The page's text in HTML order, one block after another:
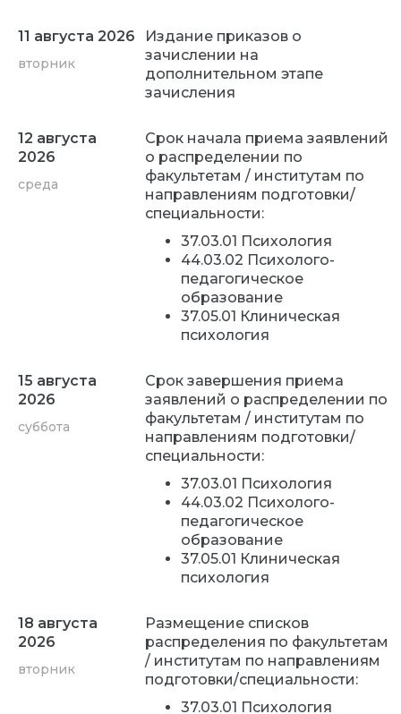
11 августа 2026
вторник
Издание приказов о
зачислении на
дополнительном этапе
зачисления
12 августа
2026
среда
Срок начала приема заявлений
о распределении по
факультетам / институтам по
направлениям подготовки/
специальности:
37.03.01 Психология
44.03.02 Психолого-
педагогическое
образование
37.05.01 Клиническая
психология
15 августа
2026
суббота
Срок завершения приема
заявлений о распределении по
факультетам / институтам по
направлениям подготовки/
специальности:
37.03.01 Психология
44.03.02 Психолого-
педагогическое
образование
37.05.01 Клиническая
психология
18 августа
2026
вторник
Размещение списков
распределения по факультетам
/ институтам по направлениям
подготовки/специальности:
37.03.01 Психология